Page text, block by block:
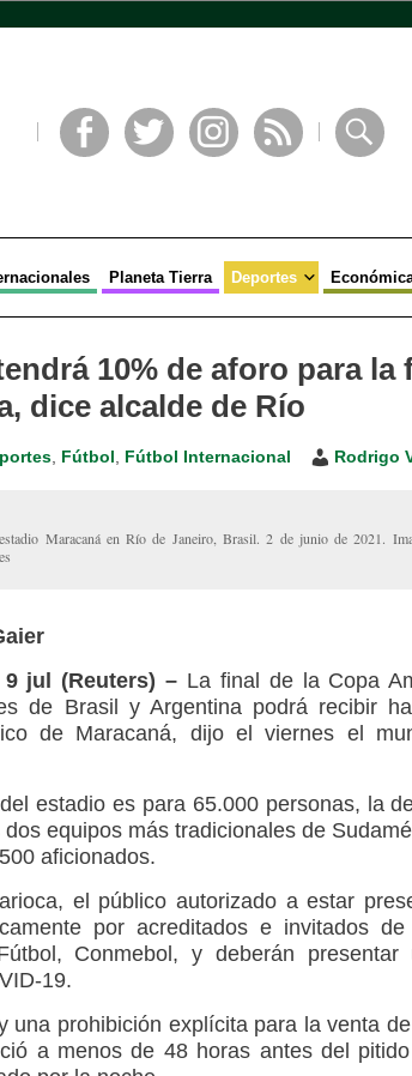
Planeta Tierra Deportes
10% de aforo para la
dice alcalde de Río
Fútbol Fútbol Internacional Rodrigo
Maracaná en Río de Janeiro, Brasil. 2 de junio de 2021.
9 jul (Reuters) – La final de la Copa
de Brasil y Argentina podrá recibir
de Maracaná, dijo el viernes el
estadio es para 65.000 personas, la
equipos más tradicionales de
aficionados.
el público autorizado a estar
por acreditados e invitados de
Conmebol, y deberán
19.
una prohibición explícita para la venta
a menos de 48 horas antes del